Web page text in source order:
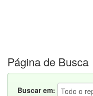
Página de Busca
Buscar em: